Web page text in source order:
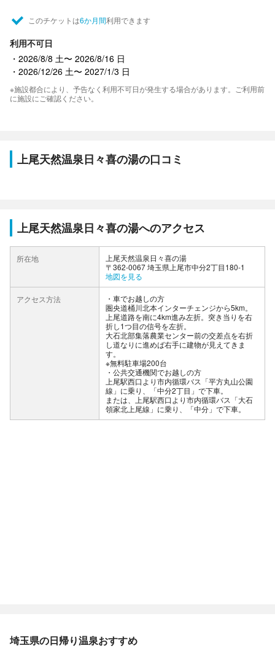
このチケットは6か月間利用できます
利用不可日
2026/8/8 土〜 2026/8/16 日
2026/12/26 土〜 2027/1/3 日
※施設都合により、予告なく利用不可日が発生する場合があります。ご利用前
に施設にご確認ください。
上尾天然温泉日々喜の湯の口コミ
上尾天然温泉日々喜の湯へのアクセス
所在地
上尾天然温泉日々喜の湯
〒362-0067 埼玉県上尾市中分2丁目180-1
地図を見る
アクセス方法
車でお越しの方
圏央道桶川北本インターチェンジから5km。
上尾道路を南に4km進み左折。突き当りを右
折し1つ目の信号を左折。
大石北部集落農業センター前の交差点を右折
し道なりに進めば右手に建物が見えてきま
す。
※無料駐車場200台
公共交通機関でお越しの方
上尾駅西口より市内循環バス「平方丸山公園
線」に乗り、「中分2丁目」で下車。
または、上尾駅西口より市内循環バス「大石
領家北上尾線」に乗り、「中分」で下車。
埼玉県の日帰り温泉おすすめ